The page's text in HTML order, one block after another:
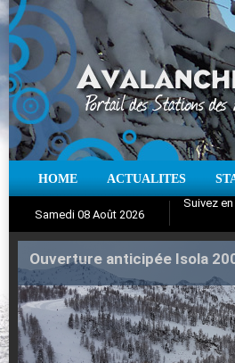
HOME ACTUALITES
Samedi 08 Août 2026
Ouverture anticipée Isola